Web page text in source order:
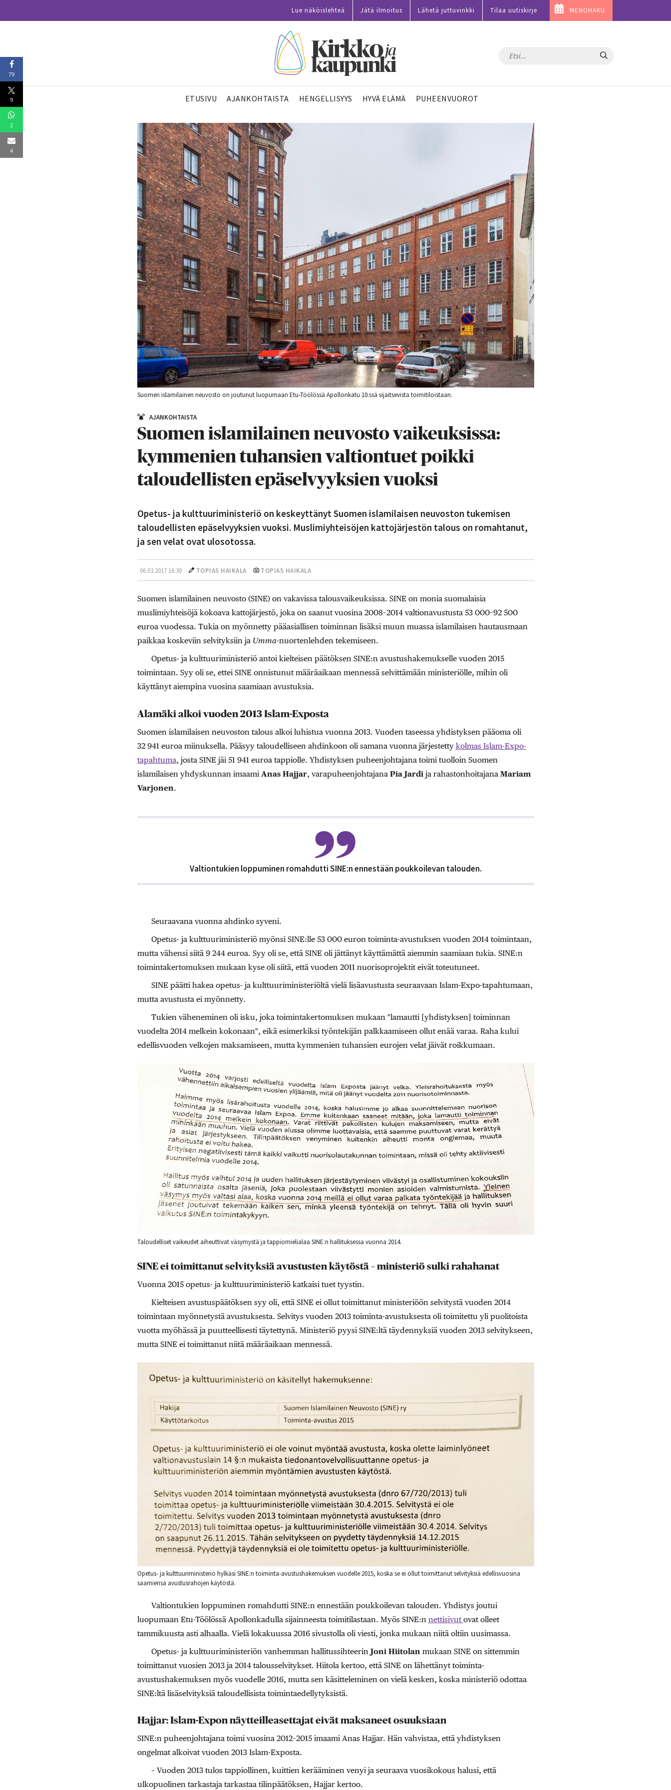
Lue näköislehteä Jätä ilmoitus Lähetä juttuvinkki Tilaa uutiskirje MENOHAKU
Hae
ETUSIVU AJANKOHTAISTA HENGELLISYYS HYVÄ ELÄMÄ PUHEENVUOROT
Suomen islamilainen neuvosto on joutunut luopumaan Etu-Töölössä Apollonkatu 10:ssä sijaitsevista toimitiloistaan.
AJANKOHTAISTA
Suomen islamilainen neuvosto vaikeuksissa:
kymmenien tuhansien valtiontuet poikki
taloudellisten epäselvyyksien vuoksi
Opetus- ja kulttuuriministeriö on keskeyttänyt Suomen islamilaisen neuvoston tukemisen
taloudellisten epäselvyyksien vuoksi. Muslimiyhteisöjen kattojärjestön talous on romahtanut,
ja sen velat ovat ulosotossa.
06.03.2017 16:30 TOPIAS HAIKALA TOPIAS HAIKALA
Suomen islamilainen neuvosto (SINE) on vakavissa talousvaikeuksissa. SINE on monia suomalaisia
muslimiyhteisöjä kokoava kattojärjestö, joka on saanut vuosina 2008–2014 valtionavustusta 53 000–92 500
euroa vuodessa. Tukia on myönnetty pääasiallisen toiminnan lisäksi muun muassa islamilaisen hautausmaan
paikkaa koskeviin selvityksiin ja Umma-nuortenlehden tekemiseen.
Opetus- ja kulttuuriministeriö antoi kielteisen päätöksen SINE:n avustushakemukselle vuoden 2015
toimintaan. Syy oli se, ettei SINE onnistunut määräaikaan mennessä selvittämään ministeriölle, mihin oli
käyttänyt aiempina vuosina saamiaan avustuksia.
Alamäki alkoi vuoden 2013 Islam-Exposta
Suomen islamilaisen neuvoston talous alkoi luhistua vuonna 2013. Vuoden taseessa yhdistyksen pääoma oli
32 941 euroa miinuksella. Pääsyy taloudelliseen ahdinkoon oli samana vuonna järjestetty kolmas Islam-Expo-
tapahtuma, josta SINE jäi 51 941 euroa tappiolle. Yhdistyksen puheenjohtajana toimi tuolloin Suomen
islamilaisen yhdyskunnan imaami Anas Hajjar, varapuheenjohtajana Pia Jardi ja rahastonhoitajana Mariam
Varjonen.
Valtiontukien loppuminen romahdutti SINE:n ennestään poukkoilevan talouden.
Seuraavana vuonna ahdinko syveni.
Opetus- ja kulttuuriministeriö myönsi SINE:lle 53 000 euron toiminta-avustuksen vuoden 2014 toimintaan,
mutta vähensi siitä 9 244 euroa. Syy oli se, että SINE oli jättänyt käyttämättä aiemmin saamiaan tukia. SINE:n
toimintakertomuksen mukaan kyse oli siitä, että vuoden 2011 nuorisoprojektit eivät toteutuneet.
SINE päätti hakea opetus- ja kulttuuriministeriöltä vielä lisäavustusta seuraavaan Islam-Expo-tapahtumaan,
mutta avustusta ei myönnetty.
Tukien väheneminen oli isku, joka toimintakertomuksen mukaan "lamautti [yhdistyksen] toiminnan
vuodelta 2014 melkein kokonaan", eikä esimerkiksi työntekijän palkkaamiseen ollut enää varaa. Raha kului
edellisvuoden velkojen maksamiseen, mutta kymmenien tuhansien eurojen velat jäivät roikkumaan.
Taloudelliset vaikeudet aiheuttivat väsymystä ja tappiomielialaa SINE:n hallituksessa vuonna 2014.
SINE ei toimittanut selvityksiä avustusten käytöstä – ministeriö sulki rahahanat
Vuonna 2015 opetus- ja kulttuuriministeriö katkaisi tuet tyystin.
Kielteisen avustuspäätöksen syy oli, että SINE ei ollut toimittanut ministeriöön selvitystä vuoden 2014
toimintaan myönnetystä avustuksesta. Selvitys vuoden 2013 toiminta-avustuksesta oli toimitettu yli puolitoista
vuotta myöhässä ja puutteellisesti täytettynä. Ministeriö pyysi SINE:ltä täydennyksiä vuoden 2013 selvitykseen,
mutta SINE ei toimittanut niitä määräaikaan mennessä.
Opetus- ja kulttuuriministeriö hylkäsi SINE:n toiminta-avustushakemuksen vuodelle 2015, koska se ei ollut toimittanut selvityksiä edellisvuosina
saamiensa avustusrahojen käytöstä.
Valtiontukien loppuminen romahdutti SINE:n ennestään poukkoilevan talouden. Yhdistys joutui
luopumaan Etu-Töölössä Apollonkadulla sijainneesta toimitilastaan. Myös SINE:n nettisivut ovat olleet
tammikuusta asti alhaalla. Vielä lokakuussa 2016 sivustolla oli viesti, jonka mukaan niitä oltiin uusimassa.
Opetus- ja kulttuuriministeriön vanhemman hallitussihteerin Joni Hiitolan mukaan SINE on sittemmin
toimittanut vuosien 2013 ja 2014 talousselvitykset. Hiitola kertoo, että SINE on lähettänyt toiminta-
avustushakemuksen myös vuodelle 2016, mutta sen käsitteleminen on vielä kesken, koska ministeriö odottaa
SINE:ltä lisäselvityksiä taloudellisista toimintaedellytyksistä.
Hajjar: Islam-Expon näytteilleasettajat eivät maksaneet osuuksiaan
SINE:n puheenjohtajana toimi vuosina 2012–2015 imaami Anas Hajjar. Hän vahvistaa, että yhdistyksen
ongelmat alkoivat vuoden 2013 Islam-Exposta.
– Vuoden 2013 tulos tappiollinen, kuittien kerääminen venyi ja seuraava vuosikokous halusi, että
ulkopuolinen tarkastaja tarkastaa tilinpäätöksen, Hajjar kertoo.
79
9
2
4